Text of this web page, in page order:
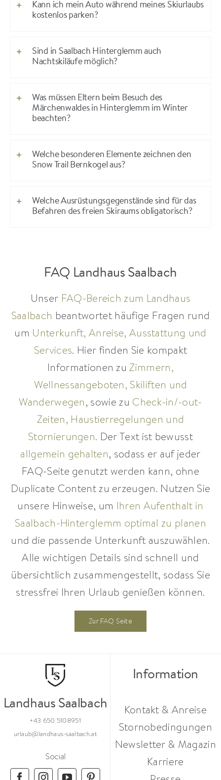
Kann ich mein Auto während meines Skiurlaubs
kostenlos parken?
Sind in Saalbach Hinterglemm auch
Nachtskiläufe möglich?
Was müssen Eltern beim Besuch des
Märchenwaldes in Hinterglemm im Winter
beachten?
Welche besonderen Elemente zeichnen den
Snow Trail Bernkogel aus?
Welche Ausrüstungsgegenstände sind für das
Befahren des freien Skiraums obligatorisch?
FAQ Landhaus Saalbach
Unser FAQ-Bereich zum Landhaus
Saalbach beantwortet häufige Fragen rund
um Unterkunft, Anreise, Ausstattung und
Services. Hier finden Sie kompakt
Informationen zuZimmern,
Wellnessangeboten, Skiliften und
Wanderwegen, sowie zu Check-in/-out-
Zeiten, Haustierregelungen und
Stornierungen. Der Text ist bewusst
allgemein gehalten, sodass er auf jeder
FAQ-Seite genutzt werden kann, ohne
Duplicate Content zu erzeugen. Nutzen Sie
unsere Hinweise, um Ihren Aufenthalt in
Saalbach-Hinterglemm optimal zu planen
und die passende Unterkunft auszuwählen.
Alle wichtigen Details sind schnell und
übersichtlich zusammengestellt, sodass Sie
stressfrei Ihren Urlaub genießen können.
Zur FAQ Seite
Landhaus Saalbach
+43 650 5108951
urlaub@landhaus-saalbach.at
Social
Information
Kontakt & Anreise
Stornobedingungen
Newsletter & Magazin
Karriere